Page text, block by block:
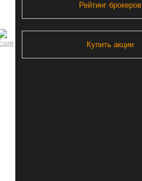
Рейтинг брокеров
Купить акции